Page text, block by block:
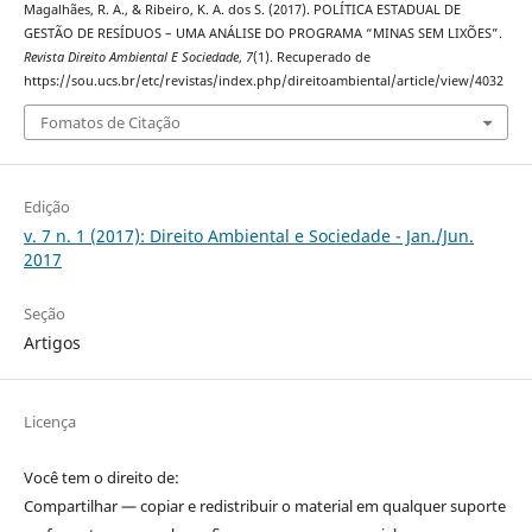
Magalhães, R. A., & Ribeiro, K. A. dos S. (2017). POLÍTICA ESTADUAL DE
GESTÃO DE RESÍDUOS – UMA ANÁLISE DO PROGRAMA “MINAS SEM LIXÕES”.
Revista Direito Ambiental E Sociedade, 7(1). Recuperado de
https://sou.ucs.br/etc/revistas/index.php/direitoambiental/article/view/4032
Fomatos de Citação
Edição
v. 7 n. 1 (2017): Direito Ambiental e Sociedade - Jan./Jun.
2017
Seção
Artigos
Licença
Você tem o direito de:
Compartilhar — copiar e redistribuir o material em qualquer suporte